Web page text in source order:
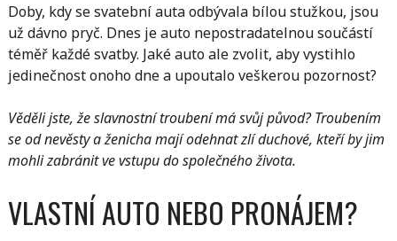
Doby, kdy se svatební auta odbývala bílou stužkou, jsou
už dávno pryč. Dnes je auto nepostradatelnou součástí
téměř každé svatby. Jaké auto ale zvolit, aby vystihlo
jedinečnost onoho dne a upoutalo veškerou pozornost?
Věděli jste, že slavnostní troubení má svůj původ? Troubením
se od nevěsty a ženicha mají odehnat zlí duchové, kteří by jim
mohli zabránit ve vstupu do společného života.
VLASTNÍ AUTO NEBO PRONÁJEM?